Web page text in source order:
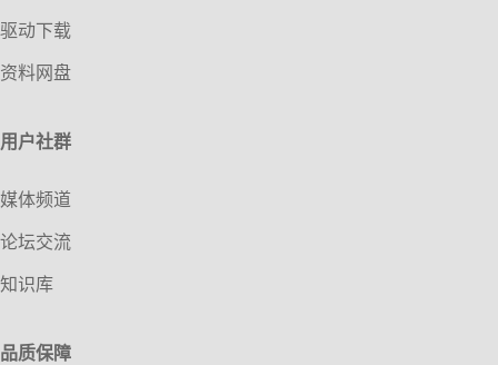
驱动下载
资料网盘
用户社群
媒体频道
论坛交流
知识库
品质保障